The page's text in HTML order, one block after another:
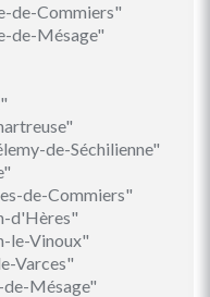
de-Commiers"
de-Mésage"
de-Séchilienne"
de-Commiers"
d'Hères"
le-Vinoux"
Varces"
de-Mésage"